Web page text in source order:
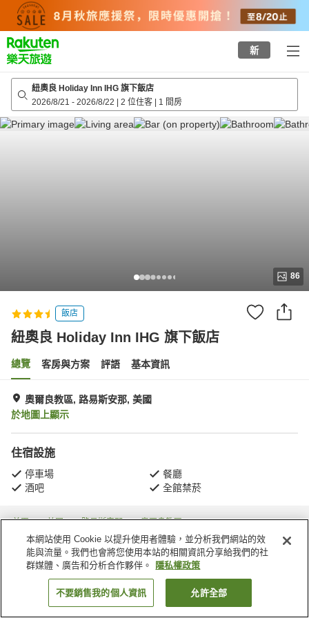
top
page
新
紐奧良 Holiday Inn IHG 旗下飯店
2026/8/21 - 2026/8/22 | 2 位住客 | 1 間房
86
飯店
紐奧良 Holiday Inn IHG 旗下飯店
總覽 客房與方案 評語 基本資訊
奧爾良教區, 路易斯安那, 美國
於地圖上顯示
住宿設施
停車場
餐廳
酒吧
全館禁菸
首頁 美國 路易斯安那
奧爾良教區
紐奧良 Holiday Inn IHG 旗下飯店
找客房
本網站使用 Cookie 以提升使用者體驗，並分析我們網站的效
能與流量。我們也會將您使用本站的相關資訊分享給我們的社
群媒體、廣告和分析合作夥伴。
隱私權政策
不要銷售我的個人資訊 允許全部